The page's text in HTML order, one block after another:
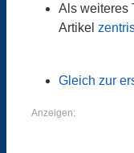
Als weiteres
Artikel
Gleich zur
Anzeigen: